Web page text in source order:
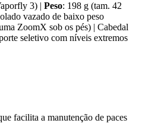
3) | Peso: 198 g (tam. 42
vazado de baixo peso
ZoomX sob os pés) | Cabedal
seletivo com níveis extremos
facilita a manutenção de paces